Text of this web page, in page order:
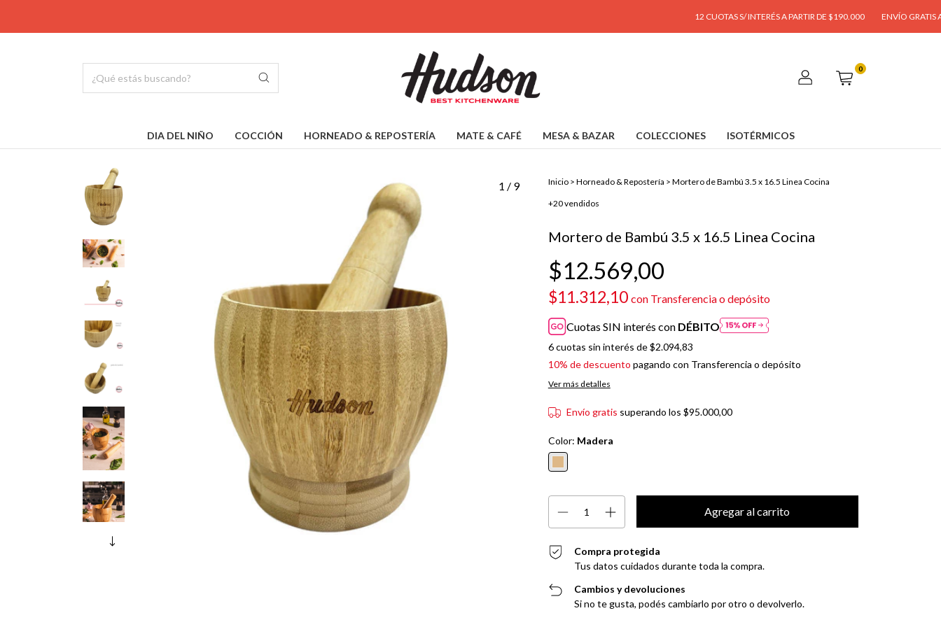
12 CUOTAS S/ INTERÉS A PARTIR DE $190.000 ENVÍO GRATIS A
0
DIA DEL NIÑO COCCIÓN HORNEADO & REPOSTERÍA MATE & CAFÉ MESA & BAZAR COLECCIONES ISOTÉRMICOS
1 / 9 Inicio > Horneado & Repostería > Mortero de Bambú 3.5 x 16.5 Linea Cocina
+20 vendidos
Mortero de Bambú 3.5 x 16.5 Linea Cocina
$12.569,00
$11.312,10 con Transferencia o depósito
Cuotas SIN interés con DÉBITO
6cuotas sin interés de$2.094,83
10% de descuento pagando con Transferencia o depósito
Ver más detalles
Envío gratis superando los$95.000,00
Color: Madera
Compra protegida
Tus datos cuidados durante toda la compra.
Cambios y devoluciones
Si no te gusta, podés cambiarlo por otro o devolverlo.